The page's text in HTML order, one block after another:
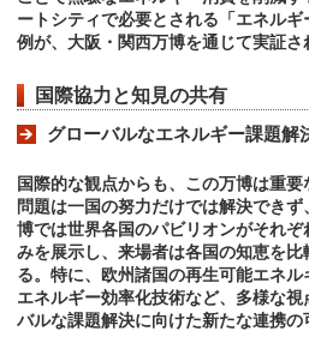
ートシティで必要とされる「エネル
例が、大阪・関西万博を通じて実証さ
国際協力と知見の共有
グローバルなエネルギー課題解
国際的な観点からも、この万博は重
問題は一国の努力だけでは解決でき
博では世界各国のパビリオンがそれ
みを展示し、来場者は各国の知恵を
る。特に、欧州諸国の再生可能エネ
エネルギー効率化技術など、多様な
バルな課題解決に向けた新たな連携の